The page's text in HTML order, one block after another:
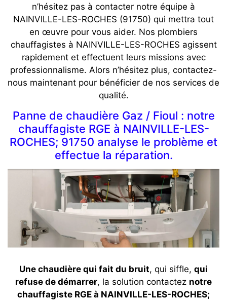
n’hésitez pas à contacter notre équipe à
NAINVILLE-LES-ROCHES (91750) qui mettra tout
en œuvre pour vous aider. Nos plombiers
chauffagistes à NAINVILLE-LES-ROCHES agissent
rapidement et effectuent leurs missions avec
professionnalisme. Alors n’hésitez plus, contactez-
nous maintenant pour bénéficier de nos services de
qualité.
Panne de chaudière Gaz / Fioul : notre
chauffagiste RGE à NAINVILLE-LES-
ROCHES; 91750 analyse le problème et
effectue la réparation.
Une chaudière qui fait du bruit, qui siffle, qui
refuse de démarrer, la solution contactez notre
chauffagiste RGE à NAINVILLE-LES-ROCHES;